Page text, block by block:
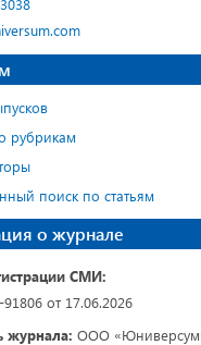
рубрикам
поиск по статьям
о журнале
СМИ:
от 17.06.2026
журнала: ООО